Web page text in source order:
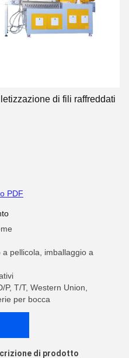
di fili raffreddati
PDF
pellicola, imballaggio a
T/T, Western Union,
per bocca
di prodotto